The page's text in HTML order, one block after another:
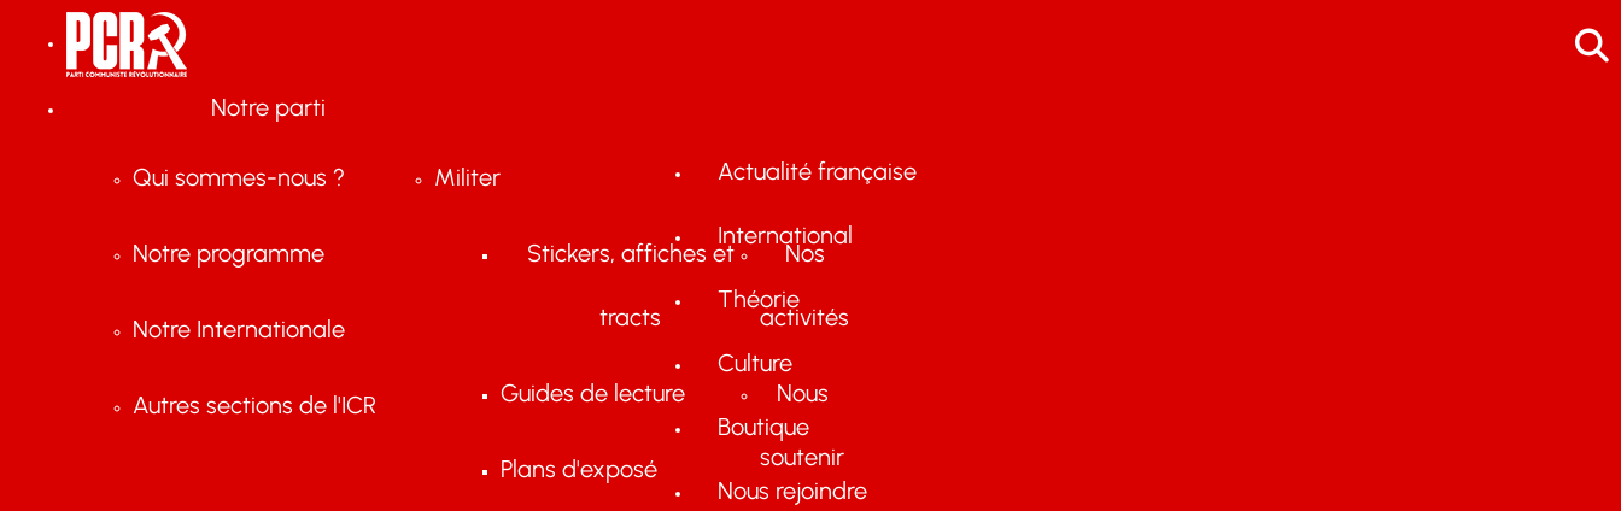
Notre parti
Qui sommes-nous ?
Notre programme
Notre Internationale
Autres sections de l'ICR
Militer
Stickers, affiches et
tracts
Guides de lecture
Plans d'exposé
Nos
activités
Nous
soutenir
Actualité française
International
Théorie
Culture
Boutique
Nous rejoindre